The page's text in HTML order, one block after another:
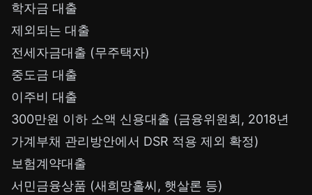
학자금 대출
제외되는 대출
전세자금대출 (무주택자)
중도금 대출
이주비 대출
300만원 이하 소액 신용대출 (금융위원회, 2018년
가계부채 관리방안에서 DSR 적용 제외 확정)
보험계약대출
서민금융상품 (새희망홀씨, 햇살론 등)